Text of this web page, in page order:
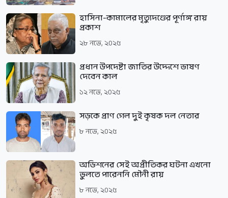
হাসিনা-কামালের মৃত্যুদণ্ডের পূর্ণাঙ্গ রায়
প্রকাশ
২৮ নভে, ২০২৫
প্রধান উপদেষ্টা জাতির উদ্দেশে ভাষণ
দেবেন কাল
১২ নভে, ২০২৫
সড়কে প্রাণ গেল দুই কৃষক দল নেতার
৮ নভে, ২০২৫
অডিশনের সেই অপ্রীতিকর ঘটনা এখনো
ভুলতে পারেননি মৌনী রায়
৮ নভে, ২০২৫